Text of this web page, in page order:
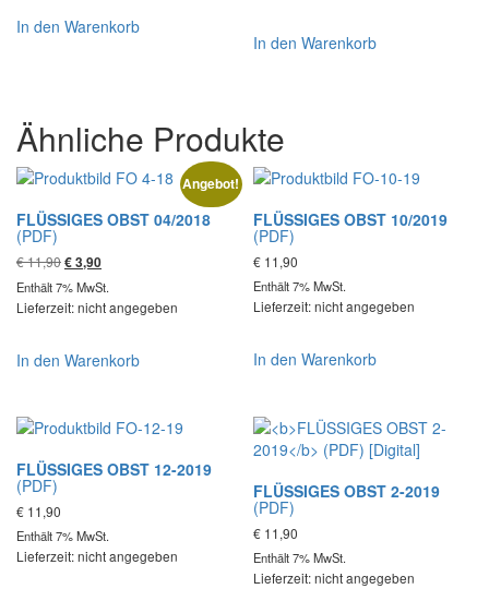
In den Warenkorb
In den Warenkorb
Ähnliche Produkte
Angebot!
FLÜSSIGES OBST 04/2018
(PDF)
€11,90Ursprünglicher
Preis
war:
€ 11,90
€3,90Aktueller
Preis
ist:
€ 3,90.
Enthält 7% MwSt.
Lieferzeit: nicht angegeben
In den Warenkorb
FLÜSSIGES OBST 10/2019
(PDF)
€ 11,90
Enthält 7% MwSt.
Lieferzeit: nicht angegeben
In den Warenkorb
FLÜSSIGES OBST 12-2019
(PDF)
€ 11,90
Enthält 7% MwSt.
Lieferzeit: nicht angegeben
FLÜSSIGES OBST 2-2019
(PDF)
€ 11,90
Enthält 7% MwSt.
Lieferzeit: nicht angegeben